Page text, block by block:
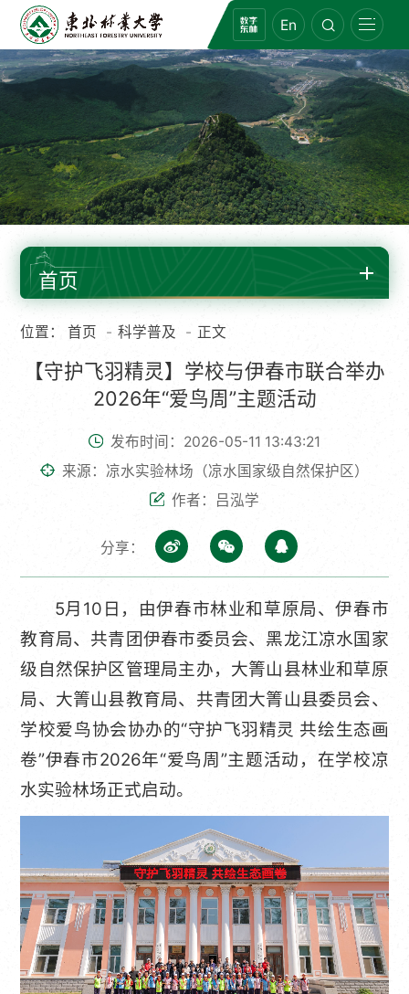
En
首页
位置：首页 科学普及 正文
【守护飞羽精灵】学校与伊春市联合举办
2026年“爱鸟周”主题活动
发布时间：2026-05-11 13:43:21
来源：凉水实验林场（凉水国家级自然保护区）
作者：吕泓学
分享：
5月10日，由伊春市林业和草原局、伊春市
教育局、共青团伊春市委员会、黑龙江凉水国家
级自然保护区管理局主办，大箐山县林业和草原
局、大箐山县教育局、共青团大箐山县委员会、
学校爱鸟协会协办的“守护飞羽精灵 共绘生态画
卷”伊春市2026年“爱鸟周”主题活动，在学校凉
水实验林场正式启动。